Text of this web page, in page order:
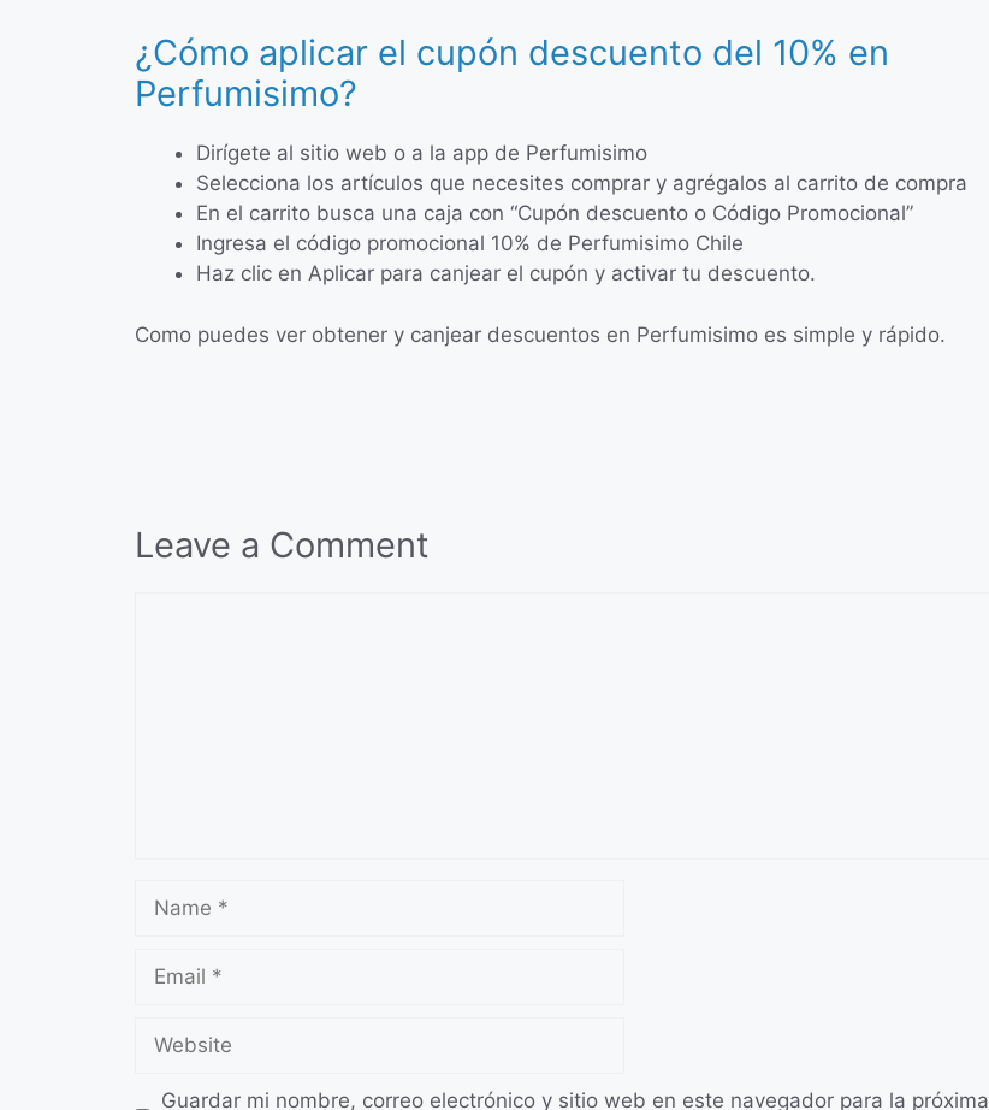
¿Cómo aplicar el cupón descuento del 10% en
Perfumisimo?
Dirígete al sitio web o a la app de Perfumisimo
Selecciona los artículos que necesites comprar y agrégalos al carrito de compra
En el carrito busca una caja con “Cupón descuento o Código Promocional”
Ingresa el código promocional 10% de Perfumisimo Chile
Haz clic en Aplicar para canjear el cupón y activar tu descuento.
Como puedes ver obtener y canjear descuentos en Perfumisimo es simple y rápido.
Leave a Comment
Name
Email
Website
Guardar mi nombre, correo electrónico y sitio web en este navegador para la próxima